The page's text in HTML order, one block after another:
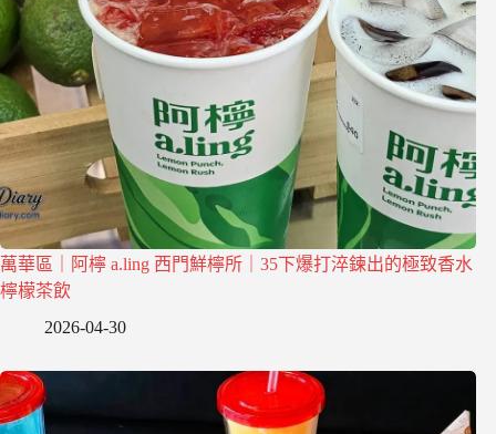
萬華區｜阿檸 a.ling 西門鮮檸所｜35下爆打淬鍊出的極致香水
檸檬茶飲
2026-04-30